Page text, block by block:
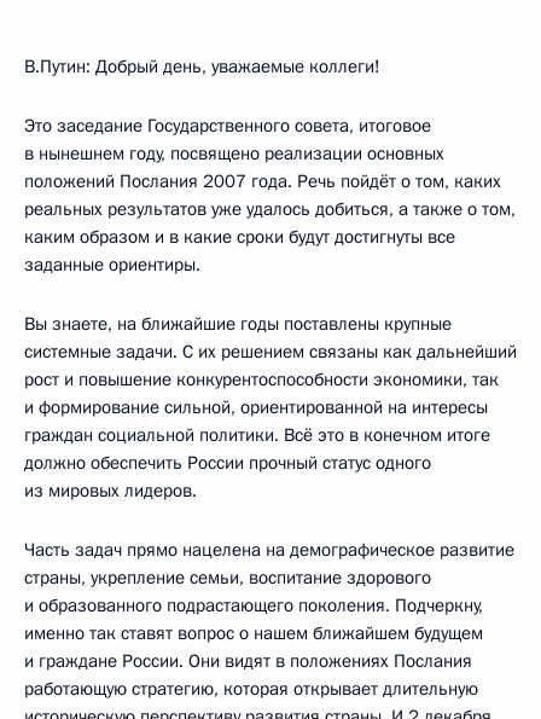
В.Путин: Добрый день, уважаемые коллеги!
Это заседание Государственного совета, итоговое
в нынешнем году, посвящено реализации основных
положений Послания 2007 года. Речь пойдёт о том, каких
реальных результатов уже удалось добиться, а также о том,
каким образом и в какие сроки будут достигнуты все
заданные ориентиры.
Вы знаете, на ближайшие годы поставлены крупные
системные задачи. С их решением связаны как дальнейший
рост и повышение конкурентоспособности экономики, так
и формирование сильной, ориентированной на интересы
граждан социальной политики. Всё это в конечном итоге
должно обеспечить России прочный статус одного
из мировых лидеров.
Часть задач прямо нацелена на демографическое развитие
страны, укрепление семьи, воспитание здорового
и образованного подрастающего поколения. Подчеркну,
именно так ставят вопрос о нашем ближайшем будущем
и граждане России. Они видят в положениях Послания
работающую стратегию, которая открывает длительную